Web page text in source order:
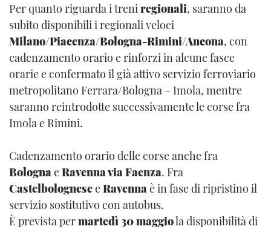
Per quanto riguarda i treniregionali, saranno da
subito disponibili i regionali veloci
Milano/Piacenza/Bologna-Rimini/Ancona, con
cadenzamento orario e rinforzi in alcune fasce
orarie e confermato il già attivo servizio ferroviario
metropolitano Ferrara/Bologna – Imola, mentre
saranno reintrodotte successivamente le corse fra
Imola e Rimini.
Cadenzamento orario delle corse anche fra
BolognaeRavenna via Faenza. Fra
CastelbologneseeRavennaè in fase di ripristino il
servizio sostitutivo con autobus.
È prevista permartedì 30 maggiola disponibilità di